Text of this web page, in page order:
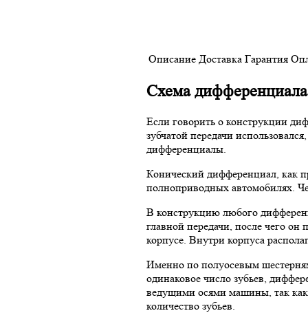
Описание Доставка Гарантия
Схема
Если говорить о конструкции
зубчатой передачи
дифференциалы.
Конический дифференциал, как
полноприводных автомобилях.
В конструкцию любого
главной передачи, после чего он
корпусе. Внутри корпуса
Именно по полуосевым
одинаковое число зубьев,
ведущими осями машины, так как
количество зубьев.